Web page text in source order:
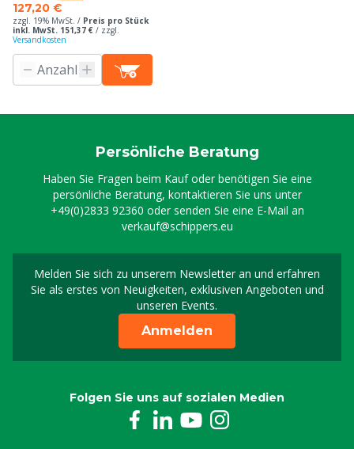
127,20 €
zzgl. 19% MwSt. / Preis pro Stück
inkl. MwSt. 151,37 € / zzgl.
Versandkosten
Persönliche Beratung
Haben Sie Fragen beim Kauf oder benötigen Sie eine
persönliche Beratung, kontaktieren Sie uns unter
+49(0)2833 92360 oder senden Sie eine E-Mail an
verkauf@schippers.eu
Melden Sie sich zu unserem Newsletter an und erfahren
Sie als erstes von Neuigkeiten, exklusiven Angeboten und
unseren Events.
Melden Sie sich für
Anmelden
Folgen Sie uns auf sozialen Medien